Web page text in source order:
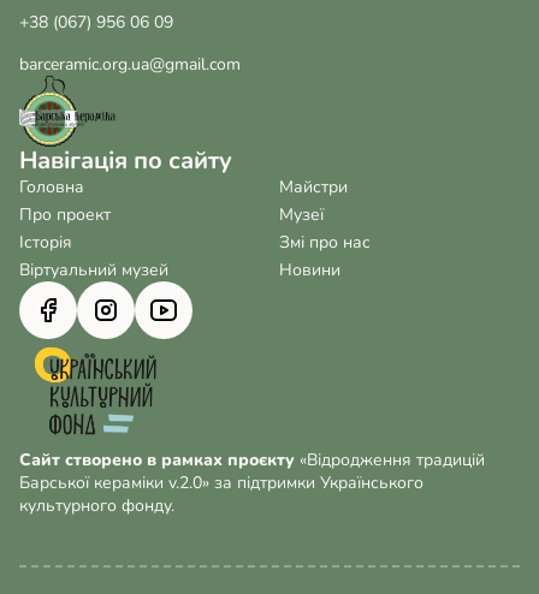
+38 (067) 956 06 09
barceramic.org.ua@gmail.com
Навігація по сайту
Головна
Про проект
Історія
Віртуальний музей
Майстри
Музеї
Змі про нас
Новини
Сайт створено в рамках проєкту «Відродження традицій
Барської кераміки v.2.0» за підтримки Українського
культурного фонду.